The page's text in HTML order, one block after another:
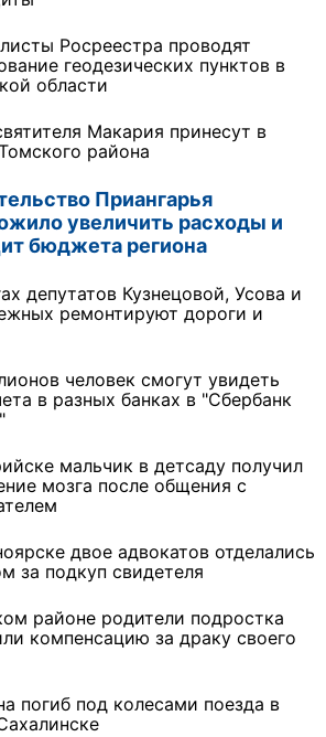
Росреестра проводят
геодезических пунктов в
области
Макария принесут в
района
Приангарья
увеличить расходы и
бюджета региона
депутатов Кузнецовой, Усова и
ремонтируют дороги и
человек смогут увидеть
в разных банках в "Сбербанк
мальчик в детсаду получил
мозга после общения с
двое адвокатов отделались
за подкуп свидетеля
районе родители подростка
компенсацию за драку своего
погиб под колесами поезда в